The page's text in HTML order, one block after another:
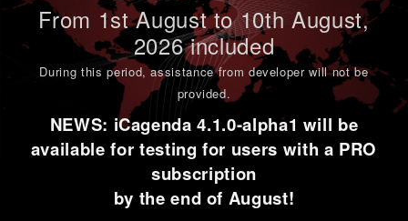
From 1stAugust to 10th August,
2026 included
During this period,assistance from developer will not be
provided.
NEWS: iCagenda 4.1.0-alpha1 will be
available for testing for users with a PRO
subscription
by the end of August!